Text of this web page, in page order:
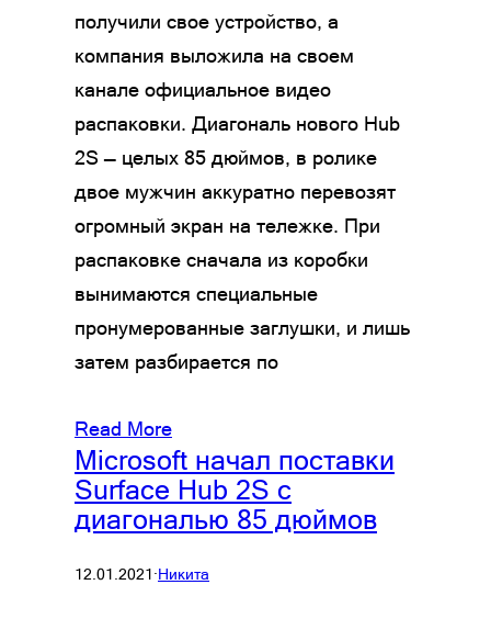
получили свое устройство, а
компания выложила на своем
канале официальное видео
распаковки. Диагональ нового Hub
2S — целых 85 дюймов, в ролике
двое мужчин аккуратно перевозят
огромный экран на тележке. При
распаковке сначала из коробки
вынимаются специальные
пронумерованные заглушки, и лишь
затем разбирается по
Read More
Microsoft начал поставки
Surface Hub 2S с
диагональю 85 дюймов
12.01.2021·Никита